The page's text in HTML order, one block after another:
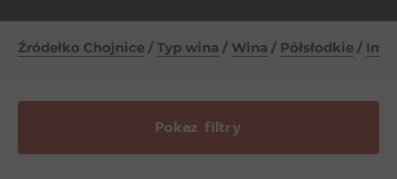
Źródełko Chojnice / Typ wina / Wina / Półsłodkie /
Pokaz filtry